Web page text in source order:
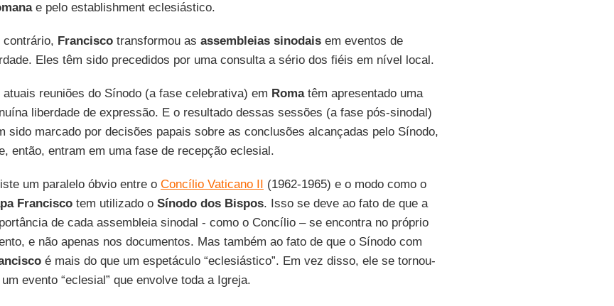
e pelo establishment eclesiástico.
contrário, Franciscotransformou as assembleias sinodaisem eventos de
Eles têm sido precedidos por uma consulta a sério dos fiéis em nível local.
atuais reuniões do Sínodo (a fase celebrativa) em Romatêm apresentado uma
liberdade de expressão. E o resultado dessas sessões (a fase pós-sinodal)
sido marcado por decisões papais sobre as conclusões alcançadas pelo Sínodo,
então, entram em uma fase de recepção eclesial.
um paralelo óbvio entre o Concílio Vaticano II (1962-1965) e o modo como o
Franciscotem utilizado o Sínodo dos Bispos. Isso se deve ao fato de que a
de cada assembleia sinodal - como o Concílio – se encontra no próprio
e não apenas nos documentos. Mas também ao fato de que o Sínodo com
é mais do que um espetáculo “eclesiástico”. Em vez disso, ele se tornou-
evento “eclesial” que envolve toda a Igreja.